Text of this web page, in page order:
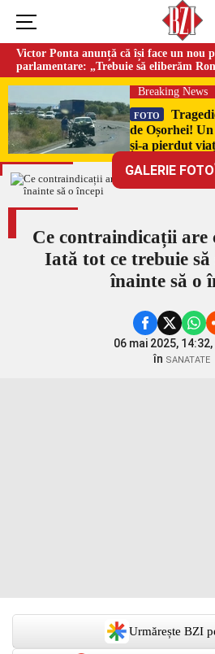
Victor Ponta anunță că își face un nou
parlamentare: „Trebuie să eliberăm
globalistă”
Breaking News
FOTO
de Oșorhei!
și-a pierdut
GALERIE FOTO
Ce contraindicații are
Iată tot ce trebuie să
înainte să o
06 mai 2025, 14:32,
în SANATATE
Urmărește BZI